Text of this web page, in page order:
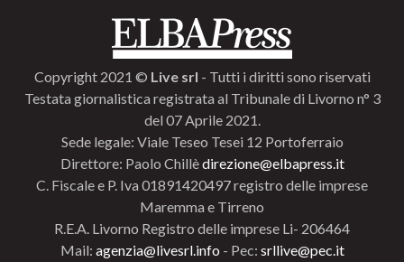
Copyright 2021 © Live srl - Tutti i diritti sono riservati
Testata giornalistica registrata al Tribunale di Livorno n° 3
del 07 Aprile 2021.
Sede legale: Viale Teseo Tesei 12 Portoferraio
Direttore: Paolo Chillèdirezione@elbapress.it
C. Fiscale e P. Iva 01891420497 registro delle imprese
Maremma e Tirreno
R.E.A. Livorno Registro delle imprese Li- 206464
Mail: agenzia@livesrl.info - Pec: srllive@pec.it